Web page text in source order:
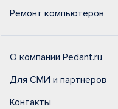
Ремонт компьютеров
О компании Pedant.ru
Для СМИ и партнеров
Контакты